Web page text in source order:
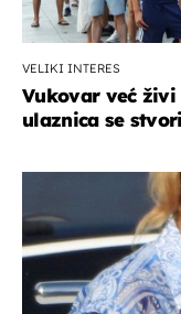
VELIKI INTERES
Vukovar već živi
ulaznica se